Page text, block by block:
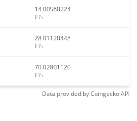
14.00560224
IBS
28.01120448
IBS
70.02801120
IBS
Data provided byCoingeckoAPI